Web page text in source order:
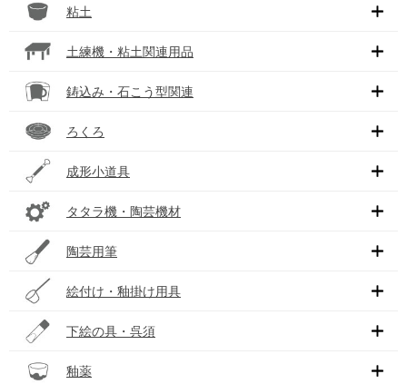
粘土
土練機・粘土関連用品
鋳込み・石こう型関連
ろくろ
成形小道具
タタラ機・陶芸機材
陶芸用筆
絵付け・釉掛け用具
下絵の具・呉須
釉薬